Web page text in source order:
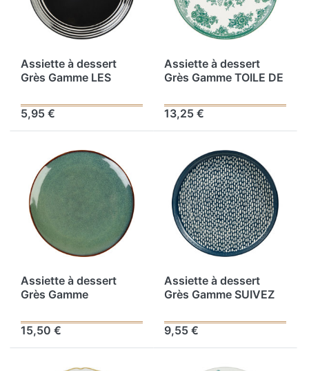
Assiette à dessert
Grès Gamme LES
CALABRES Ø 20.5 cm
Coloris Noir Décor
Relief
5,95 €
Assiette à dessert
Grès Gamme TOILE DE
Coloris Blanc-vert
Décor Feuille
13,25 €
Assiette à dessert
Grès Gamme
15,50 €
Assiette à dessert
Grès Gamme SUIVEZ
Coloris Bleu Décor Pas
9,55 €